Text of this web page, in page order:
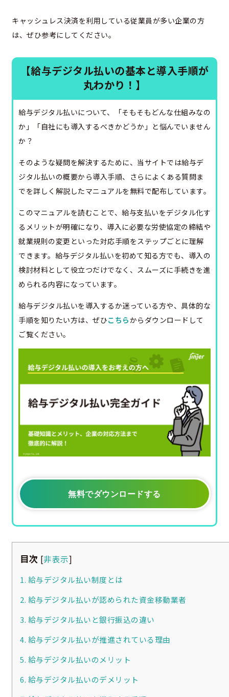
キャッシュレス決済を利用している従業員が多い企業の方
は、ぜひ参考にしてください。
【給与デジタル払いの基本と導入手順が
丸わかり！】
給与デジタル払いについて、「そもそもどんな仕組みなの
か」「自社にも導入するべきかどうか」と悩んでいません
か？
そのような疑問を解決するために、当サイトでは給与デ
ジタル払いの概要から導入手順、さらによくある質問ま
でを詳しく解説したマニュアルを無料で配布しています。
このマニュアルを読むことで、給与支払いをデジタル化す
るメリットが明確になり、導入に必要な労使協定の締結や
就業規則の変更といった対応手順をステップごとに理解
できます。給与デジタル払いを初めて知る方でも、導入の
検討材料として役立つだけでなく、スムーズに手続きを進
められる内容になっています。
給与デジタル払いを導入するか迷っている方や、具体的な
手順を知りたい方は、ぜひこちらからダウンロードして
ご覧ください。
無料でダウンロードする
目次 [非表示]
1. 給与デジタル払い制度とは
2. 給与デジタル払いが認められた資金移動業者
3. 給与デジタル払いと銀行振込の違い
4. 給与デジタル払いが推進されている理由
5. 給与デジタル払いのメリット
6. 給与デジタル払いのデメリット